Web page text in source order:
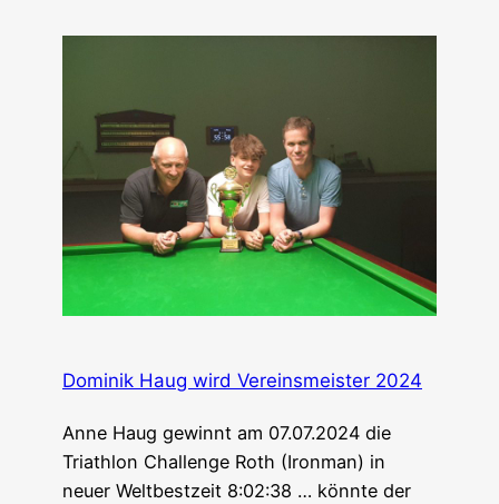
Dominik Haug wird Vereinsmeister 2024
Anne Haug gewinnt am 07.07.2024 die
Triathlon Challenge Roth (Ironman) in
neuer Weltbestzeit 8:02:38 … könnte der